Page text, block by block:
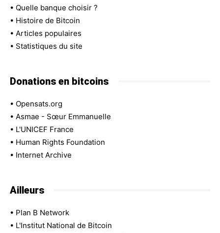
• Quelle banque choisir ?
• Histoire de Bitcoin
• Articles populaires
• Statistiques du site
Donations en bitcoins
• Opensats.org
• Asmae - Sœur Emmanuelle
• L'UNICEF France
• Human Rights Foundation
• Internet Archive
Ailleurs
• Plan B Network
• L'Institut National de Bitcoin